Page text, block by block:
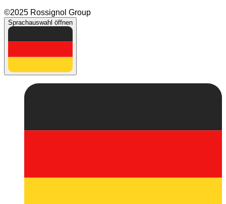
©2025 Rossignol Group
Sprachauswahl öffnen